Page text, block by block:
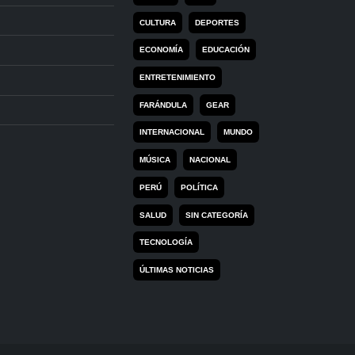
CULTURA DEPORTES
ECONOMÍA EDUCACIÓN
ENTRETENIMIENTO
FARÁNDULA GEAR
INTERNACIONAL MUNDO
MÚSICA NACIONAL
PERÚ POLÍTICA
SALUD SIN CATEGORÍA
TECNOLOGÍA
ÚLTIMAS NOTICIAS